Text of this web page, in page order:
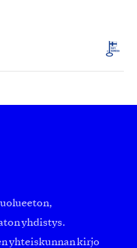
yhdistys.
yhteiskunnan kirjo